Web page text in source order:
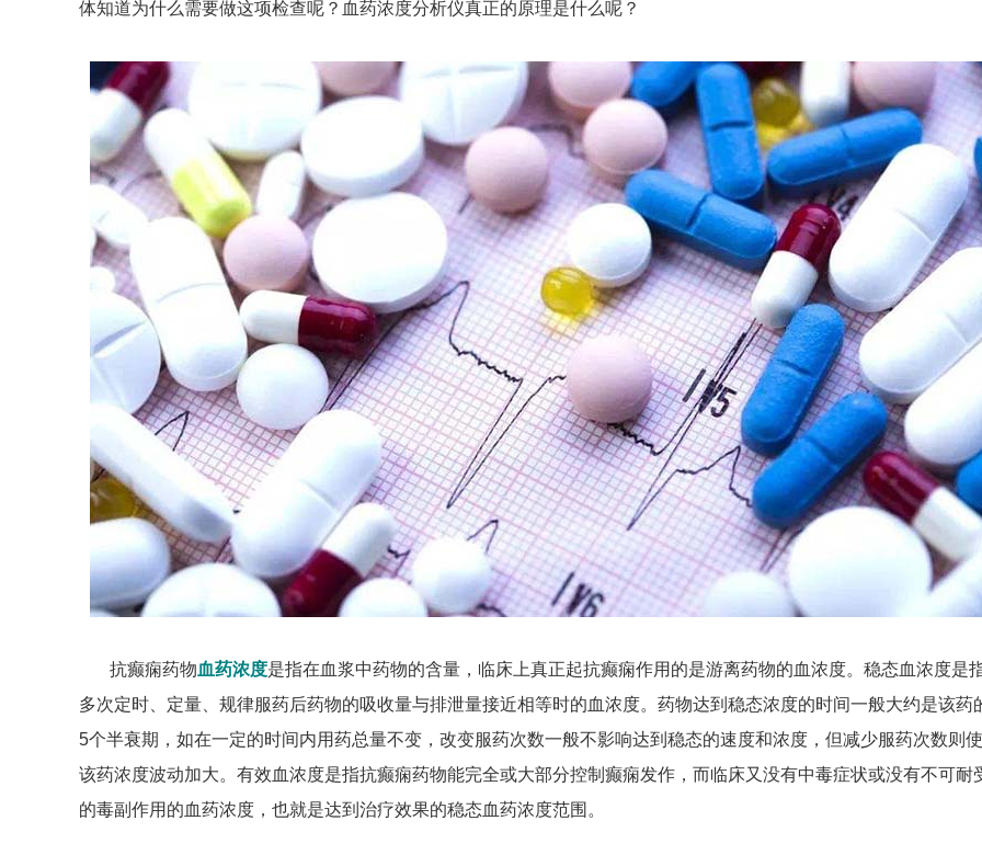
体知道为什么需要做这项检查呢？血药浓度分析仪真正的原理是什么呢？
抗癫痫药物血药浓度是指在血浆中药物的含量，临床上真正起抗癫痫作用的是游离药物的血浓度。稳态血浓度是
多次定时、定量、规律服药后药物的吸收量与排泄量接近相等时的血浓度。药物达到稳态浓度的时间一般大约是该药
5个半衰期，如在一定的时间内用药总量不变，改变服药次数一般不影响达到稳态的速度和浓度，但减少服药次数则使
该药浓度波动加大。有效血浓度是指抗癫痫药物能完全或大部分控制癫痫发作，而临床又没有中毒症状或没有不可耐
的毒副作用的血药浓度，也就是达到治疗效果的稳态血药浓度范围。